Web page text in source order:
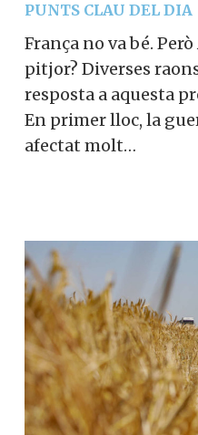
PUNTS CLAU DEL DIA
França no va bé.
pitjor? Diverses
resposta a aquesta
En primer lloc, la
afectat molt…